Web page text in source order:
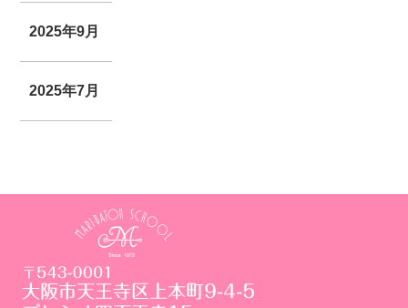
2025年9月
2025年7月